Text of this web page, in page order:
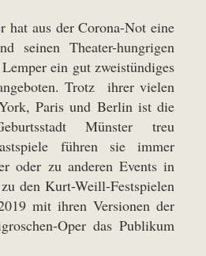
hat aus der Corona-Not eine
seinen Theater-hungrigen
ein gut zweistündiges
Trotz ihrer vielen
Paris und Berlin ist die
Münster treu
führen sie immer
oder zu anderen Events in
den Kurt-Weill-Festspielen
mit ihren Versionen der
Oper das Publikum